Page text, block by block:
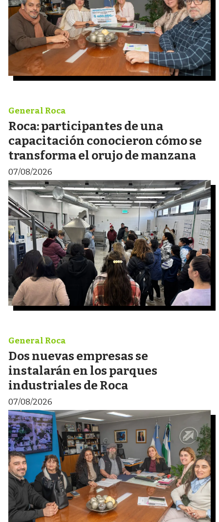
Roca: participantes de una
capacitación conocieron cómo se
transforma el orujo de manzana
General Roca
07/08/2026
Dos nuevas empresas se
instalarán en los parques
industriales de Roca
General Roca
07/08/2026